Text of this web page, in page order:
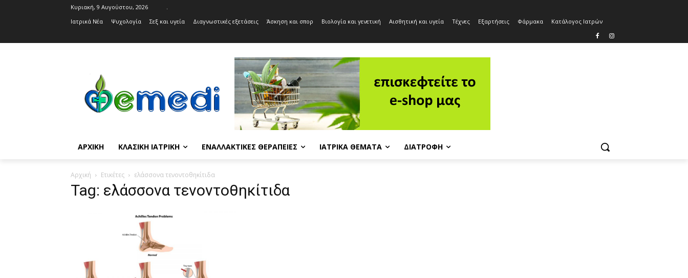
Κυριακή, 9 Αυγούστου, 2026
.
Ιατρικά Νέα
Ψυχολογία Σεξ και υγεία Διαγνωστικές εξετάσεις Άσκηση και σπορ Βιολογία και γενετική Αισθητική και υγεία Τέχνες Εξαρτήσεις Φάρμακα Κατάλογος Ιατρών
ΑΡΧΙΚΉ ΚΛΑΣΙΚΉ ΙΑΤΡΙΚΉ ΕΝΑΛΛΑΚΤΙΚΈΣ ΘΕΡΑΠΕΊΕΣ ΙΑΤΡΙΚΆ ΘΈΜΑΤΑ ΔΙΑΤΡΟΦΉ
Αρχική Ετικέτες ελάσσονα τενοντοθηκίτιδα
Tag: ελάσσονα τενοντοθηκίτιδα